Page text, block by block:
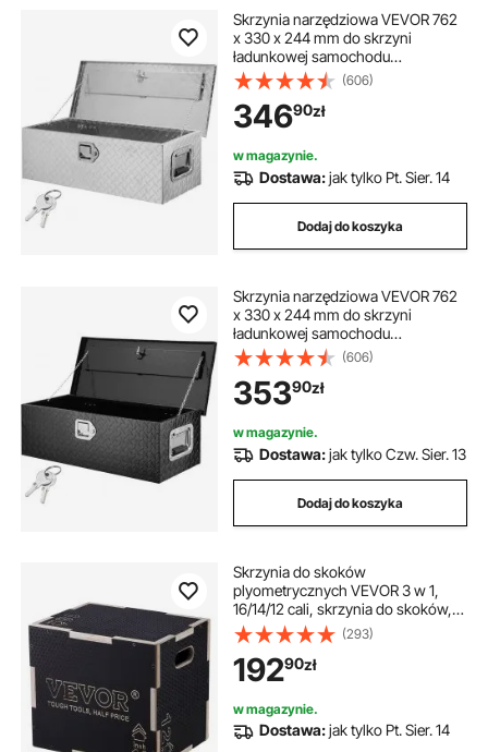
Skrzynia narzędziowa VEVOR 762
x 330 x 244 mm do skrzyni
ładunkowej samochodu
ciężarowego, zamykana,
pojemność 64 l, skrzynia
narzędziowa, udźwig 30 kg,
organizer do skrzynek
narzędziowych do kamperów,
samochodów osobowych itp.
(606)
34690zł
w magazynie.
Dostawa:jak tylko Pt. Sier. 14
Dodaj do koszyka
Skrzynia narzędziowa VEVOR 762
x 330 x 244 mm do skrzyni
ładunkowej samochodu
ciężarowego, zamykana,
pojemność 64 l, skrzynia
narzędziowa, udźwig 30 kg,
organizer do skrzynek
narzędziowych do kamperów,
samochodów osobowych itp.
(606)
35390zł
w magazynie.
Dostawa:jak tylko Czw. Sier. 13
Dodaj do koszyka
Skrzynia do skoków
plyometrycznych VEVOR 3 w 1,
16/14/12 cali, skrzynia do skoków,
skrzynia do skakania, udźwig 204
kg, skrzynia do ćwiczeń fitness, do
treningu w domu, trening siłowy do
skoków, czarna, regulowana
wysokość
(293)
19290zł
w magazynie.
Dostawa:jak tylko Pt. Sier. 14